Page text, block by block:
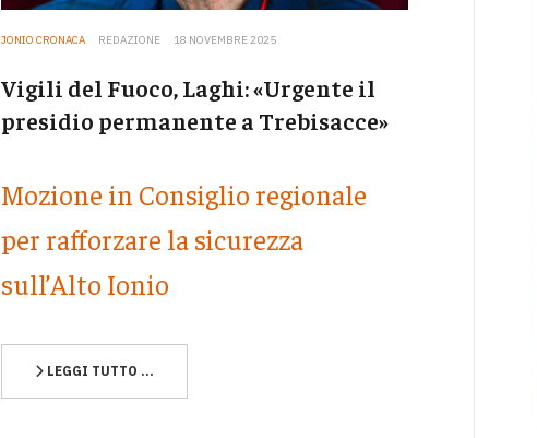
JONIO CRONACA REDAZIONE 18 NOVEMBRE 2025
Vigili del Fuoco, Laghi: «Urgente il
presidio permanente a Trebisacce»
Mozione in Consiglio regionale
per rafforzare la sicurezza
sull’Alto Ionio
LEGGI TUTTO …